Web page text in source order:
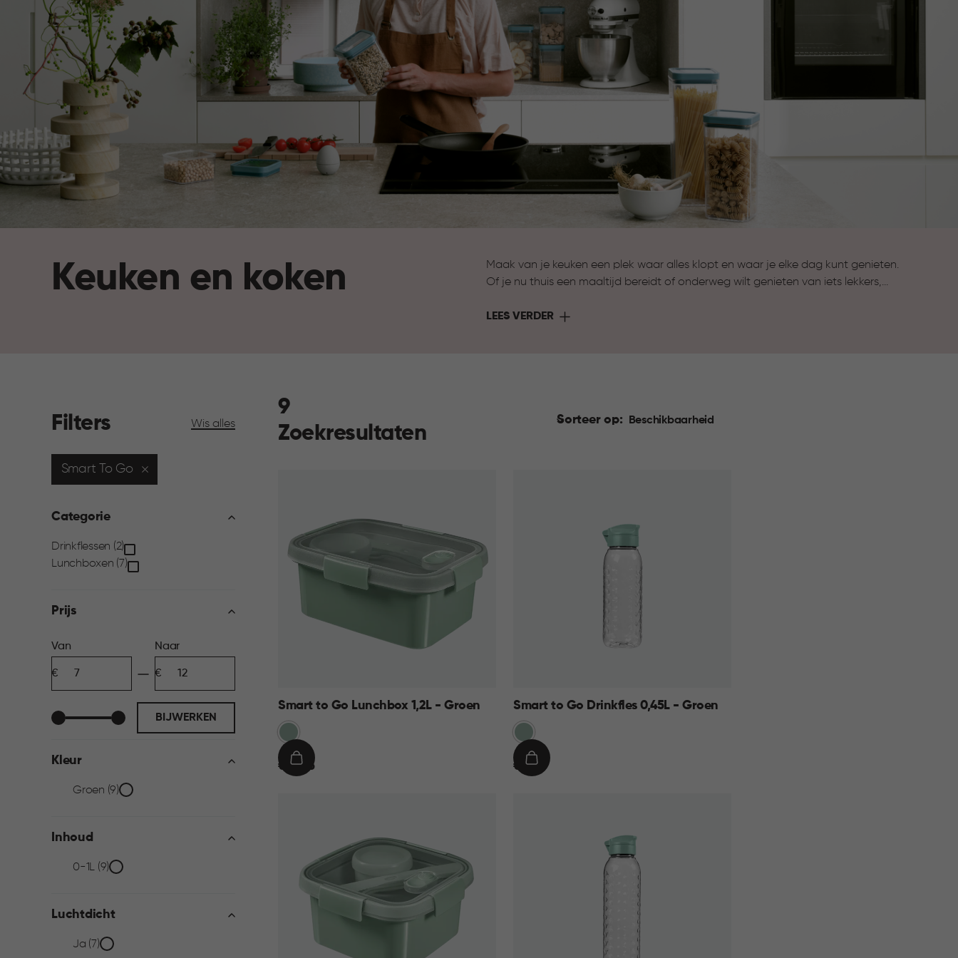
Keuken en koken
Maak van je keuken een plek waar alles klopt en waar je elke dag kunt genieten.
Of je nu thuis een maaltijd bereidt of onderweg wilt genieten van iets lekkers,
functionaliteit samen. Slimme bewaarbakjes houden ingrediënten langer vers,
LEES VERDER
Filters Wis alles
Smart To Go
Categorie
Categorie
Drinkflessen (2)
Lunchboxen (7)
Prijs
Prijs
filter
Van
Naar
BIJWERKEN
Kleur
Kleur
filter
Groen (9)
Inhoud
Inhoud
filter
0-1L (9)
Luchtdicht
Luchtdicht
Ja (7)
Sorteer op: Beschikbaarheid
9
Zoekresultaten
Smart to Go Lunchbox 1,2L - Groen
Groen
€€ 11,95
IN
Smart to Go Drinkfles 0,45L - Groen
Groen
€€ 8,95
IN